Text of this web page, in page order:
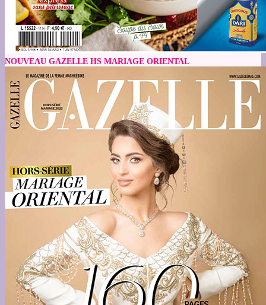
NOUVEAU GAZELLE HS MARIAGE ORIENTAL